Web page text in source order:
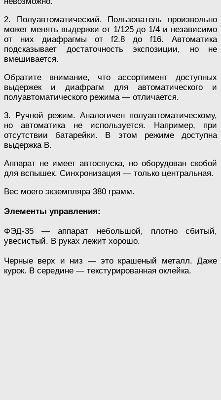
2. Полуавтоматический. Пользователь произвольно
может менять выдержки от 1/125 до 1/4 и независимо
от них диафрагмы от f2.8 до f16. Автоматика
подсказывает достаточность экспозиции, но не
вмешивается.
Обратите внимание, что ассортимент доступных
выдержек и диафрагм для автоматического и
полуавтоматического режима — отличается.
3. Ручной режим. Аналогичен полуавтоматическому,
но автоматика не используется. Например, при
отсутствии батарейки. В этом режиме доступна
выдержка В.
Аппарат не имеет автоспуска, но оборудован скобой
для вспышек. Синхронизация — только центральная.
Вес моего экземпляра 380 грамм.
Элементы управления:
ФЭД-35 — аппарат небольшой, плотно сбитый,
увесистый. В руках лежит хорошо.
Черные верх и низ — это крашеный металл. Даже
курок. В середине — текстурированная оклейка.